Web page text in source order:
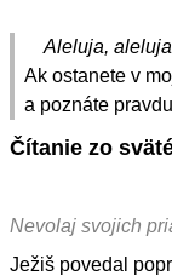
Aleluja,
Ak ostanete v
a poznáte
Čítanie zo
Nevolaj svojich
Ježiš povedal